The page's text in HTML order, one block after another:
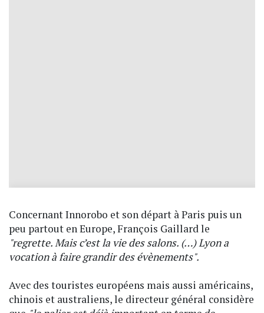
Concernant Innorobo et son départ à Paris puis un
peu partout en Europe, François Gaillard le
"regrette. Mais c’est la vie des salons. (…) Lyon a
vocation à faire grandir des évènements".
Avec des touristes européens mais aussi américains,
chinois et australiens, le directeur général considère